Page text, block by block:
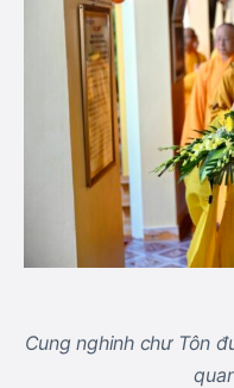
Cung nghinh chư Tôn